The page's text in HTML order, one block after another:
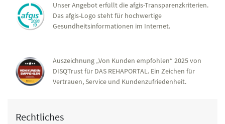
Unser Angebot erfüllt die afgis-Transparenzkriterien.
Das afgis-Logo steht für hochwertige
Gesundheitsinformationen im Internet.
Auszeichnung „Von Kunden empfohlen“ 2025 von
DISQTrust für DAS REHAPORTAL. Ein Zeichen für
Vertrauen, Service und Kundenzufriedenheit.
Rechtliches